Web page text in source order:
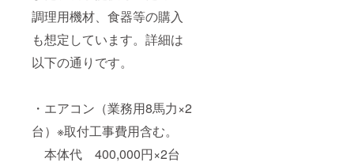
調理用機材、食器等の購入
も想定しています。詳細は
以下の通りです。
・エアコン（業務用8馬力×2
台）※取付工事費用含む。
本体代 400,000円×2台